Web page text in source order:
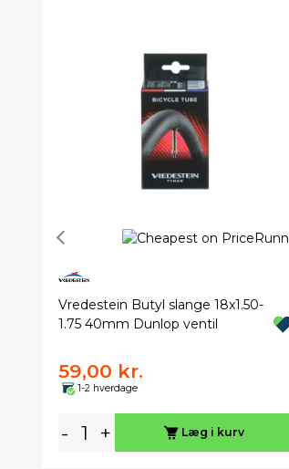
Vredestein Butyl slange 18x1.50-
1.75 40mm Dunlop ventil
59,00 kr.
1-2 hverdage
- + Læg i kurv